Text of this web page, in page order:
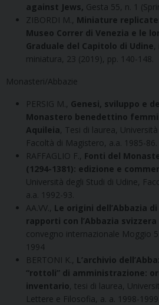
against Jews, Gesta 55, n. 1
ZIBORDI M., Miniature
Museo Correr di Venezia e le
Graduale del Capitolo di Udine
miniatura, 23 (2019), pp. 140-148.
Monasteri/Abbazie
PERSIG M., Genesi, sviluppo e
Monastero benedettino
Aquileia , Tesi di laurea,
Facoltà di Magistero, a.a. 1985-86.
RAFFAGLIO F., Fonti del
(1294-1381): edizione e
Università degli Studi di Udine,
a.a. 1992-93.
AA.VV., Le origini dell’Abbazia
rapporti con l’Abbazia svizzera
convegno internazionale Moggio
1994
BERTONI K., L’archivio
“rottoli” di amministrazione:
inventario , tesi di laurea,
Lettere e Filosofia, a. a. 1998-1999